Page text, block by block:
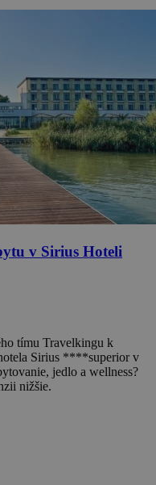
v Sirius Hoteli
tímu Travelkingu k
Sirius ****superior v
jedlo a wellness?
nižšie.